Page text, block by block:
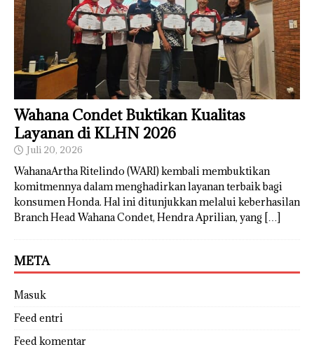
Wahana Condet Buktikan Kualitas
Layanan di KLHN 2026
Juli 20, 2026
WahanaArtha Ritelindo (WARI) kembali membuktikan
komitmennya dalam menghadirkan layanan terbaik bagi
konsumen Honda. Hal ini ditunjukkan melalui keberhasilan
Branch Head Wahana Condet, Hendra Aprilian, yang […]
META
Masuk
Feed entri
Feed komentar